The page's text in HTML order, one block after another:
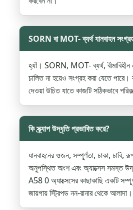
SORN বা MOT- ব্যর্থ যানবাহন
হ্যাঁ। SORN, MOT- ব্যর্থ, বীমাবিহীন
চালিত না হয়েও সংগ্রহ করা যেতে পারে।
দেওয়া উচিত যাতে কাজটি সঠিকভাবে
কি স্ক্র্যাপ উদ্ধৃতি প্রভাবিত করে?
যানবাহনের ওজন, সম্পূর্ণতা, চাকা, চাবি,
অনুপস্থিত অংশ এবং অ্যাক্সেস সমস্ত
A58 0 অ্যাক্সেসের কাছাকাছি একটি
জায়গায় স্ট্রিপড নন-রানার থেকে আলাদা।